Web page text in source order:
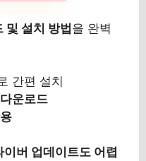
및 설치 방법을 완벽
간편 설치
운로드
이버 업데이트도 어렵